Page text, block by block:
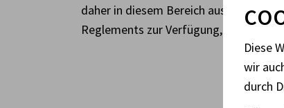
daher in diesem Bereich
Reglements zur Verfügung, welche
Diese
wir
durch